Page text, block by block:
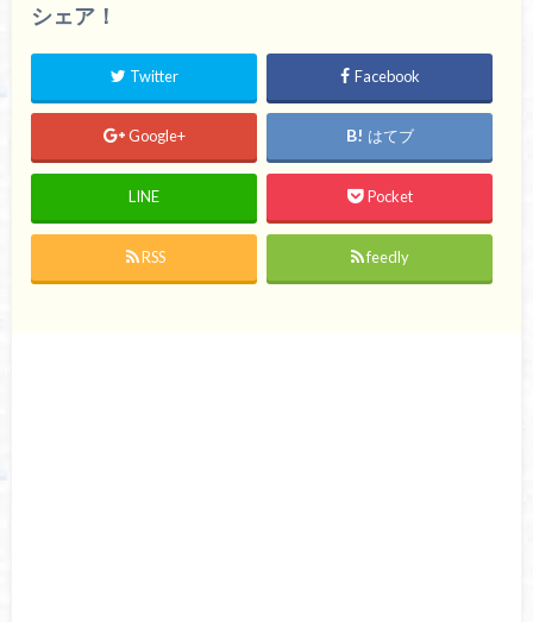
シェア！
Twitter Facebook
Google+ はてブ
LINE Pocket
RSS feedly